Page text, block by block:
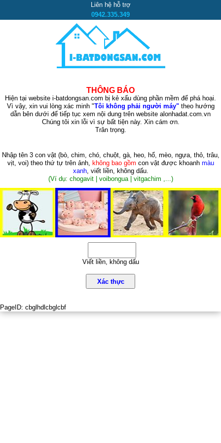
Liên hệ hỗ trợ
0942.335.349
THÔNG BÁO
Hiện tại website i-batdongsan.com bị kẻ xấu dùng phần mềm để phá hoại.
Vì vậy, xin vui lòng xác minh "Tôi không phải người máy"theo hướng
dẫn bên dưới để tiếp tục xem nội dung trên website alonhadat.com.vn
Chúng tôi xin lỗi vì sự bất tiện này. Xin cám ơn.
Trân trọng.
Nhập tên 3 con vật (bò, chim, chó, chuột, gà, heo, hổ, mèo, ngựa, thỏ, trâu,
vịt, voi)theo thứ tự trên ảnh, không bao gồm con vật được khoanh màu
xanh, viết liền, không dấu.
(Ví dụ: chogavit | voibongua | vitgachim ,...)
Viết liền, không dấu
Xác thực
PageID: cbglhdlcbglcbf